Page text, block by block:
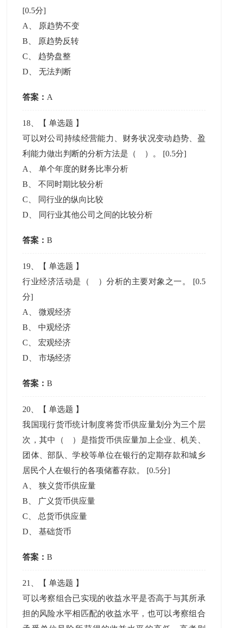
[0.5分]
A
原趋势不变
B
原趋势反转
C
趋势盘整
D 、无法判断
答案： A
18 、【单选题 】
可以对公司持续经营能力、财务状况变动趋势、盈
利能力做出判断的分析方法是（ ）。 [0.5分]
A
、单个年度的财务比率分析
B 、不同时期比较分析
C
同行业的纵向比较
D
同行业其他公司之间的比较分析
答案：B
19 、【单选题 】
行业经济活动是（ ）分析的主要对象之一。 [0.5
分]
A
、微观经济
B
中观经济
C
宏观经济
D 、市场经济
答案：B
20 、【单选题 】
我国现行货币统计制度将货币供应量划分为三个层
次，其中（ ）是指货币供应量加上企业、机关、
团体、部队、学校等单位在银行的定期存款和城乡
居民个人在银行的各项储蓄存款。 [0.5分]
A
、狭义货币供应量
B
广义货币供应量
C
总货币供应量
D 、基础货币
答案：B
21 、【单选题 】
可以考察组合已实现的收益水平是否高于与其所承
担的风险水平相匹配的收益水平，也可以考察组合